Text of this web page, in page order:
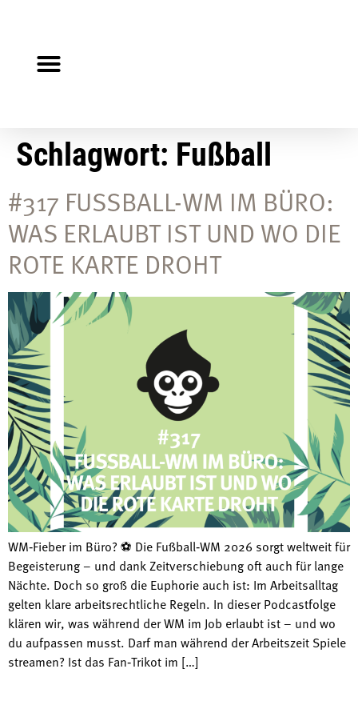
Schlagwort: Fußball
#317 FUSSBALL-WM IM BÜRO: W
AS ERLAUBT IST UND WO DIE R
OTE KARTE DROHT
WM‑Fieber im Büro? ⚽ Die Fußball‑WM 2026 sorgt weltweit für
Begeisterung – und dank Zeitverschiebung oft auch für lange
Nächte. Doch so groß die Euphorie auch ist: Im Arbeitsalltag
gelten klare arbeitsrechtliche Regeln. In dieser Podcastfolge
klären wir, was während der WM im Job erlaubt ist – und wo
du aufpassen musst. Darf man während der Arbeitszeit Spiele
streamen? Ist das Fan‑Trikot im […]